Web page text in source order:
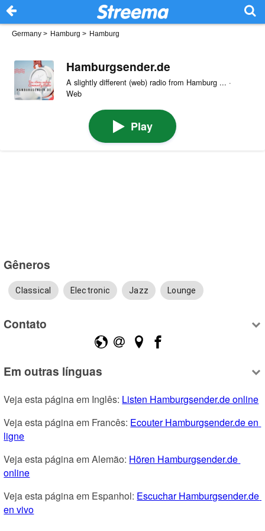
Germany > Hamburg > Hamburg
Hamburgsender.de
A slightly different (web) radio from Hamburg ... ·
Web
Play
Gêneros
Classical Electronic Jazz Lounge
Contato
Em outras línguas
Veja esta página em Inglês: Listen Hamburgsender.de online
Veja esta página em Francês: Ecouter Hamburgsender.de en
ligne
Veja esta página em Alemão: Hören Hamburgsender.de
online
Veja esta página em Espanhol: Escuchar Hamburgsender.de
en vivo